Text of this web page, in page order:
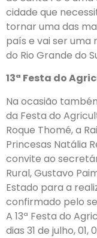
cidade que
tornar uma das
país e vai ser uma
do Rio Grande do
13ª Festa do
Na ocasião
da Festa do
Roque Thomé, a
Princesas Natália
convite ao
Rural, Gustavo
Estado para a
confirmado pelo
A 13ª Festa do
dias 31 de julho, 01,